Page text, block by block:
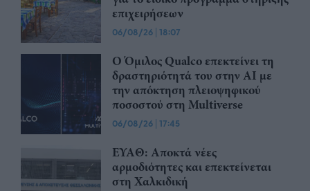
επιχειρήσεων
06/08/26 | 18:07
Ο Όμιλος Qualco επεκτείνει τη
δραστηριότητά του στην ΑΙ με
την απόκτηση πλειοψηφικού
ποσοστού στη Multiverse
06/08/26 | 17:45
ΕΥΑΘ: Αποκτά νέες
αρμοδιότητες και επεκτείνεται
στη Χαλκιδική